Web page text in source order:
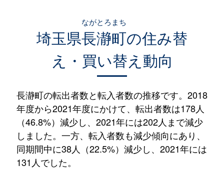
埼玉県長瀞町
ながとろまち
の住み替
え・買い替え動向
長瀞町の転出者数と転入者数の推移です。2018
年度から2021年度にかけて、転出者数は178人
（46.8%）減少し、2021年には202人まで減少
しました。一方、転入者数も減少傾向にあり、
同期間中に38人（22.5%）減少し、2021年には
131人でした。